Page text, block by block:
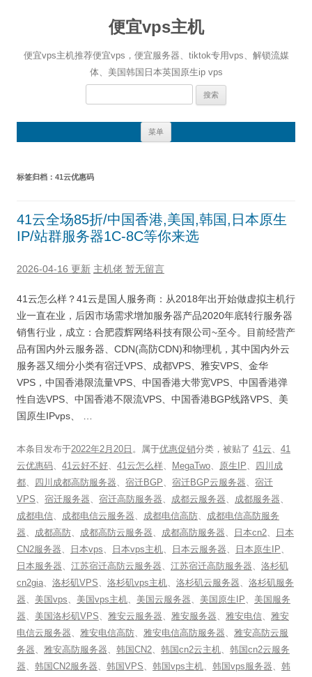
便宜vps主机
便宜vps主机推荐便宜vps，便宜服务器、tiktok专用vps、解锁流媒
体、美国韩国日本英国原生ip vps
搜
菜单
标签归档： 41云优惠码
41云全场85折/中国香港,美国,韩国,日本原生
IP/站群服务器1C-8C等你来选
2026-04-16 更新 主机佬 暂无留言
41云怎么样？41云是国人服务商：从2018年出开始做虚拟主机行
业一直在业，后因市场需求增加服务器产品2020年底转行服务器
销售行业，成立：合肥霞辉网络科技有限公司~至今。目前经营产
品有国内外云服务器、CDN(高防CDN)和物理机，其中国内外云
服务器又细分小类有宿迁VPS、成都VPS、雅安VPS、金华
VPS，中国香港限流量VPS、中国香港大带宽VPS、中国香港弹
性自选VPS、中国香港不限流VPS、中国香港BGP线路VPS、美
国原生IPvps、 …
本条目发布于2022年2月20日 。属于优惠促销分类，被贴了 41云、 41
云优惠码、 41云好不好、 41云怎么样、 MegaTwo、 原生IP、
四川成
都、 四川成都高防服务器、 宿迁BGP、 宿迁BGP云服务器、 宿迁
VPS、 宿迁服务器、 宿迁高防服务器、 成都云服务器、 成都服务器、
成都电信、 成都电信云服务器、 成都电信高防、 成都电信高防服务
器、 成都高防、 成都高防云服务器、 成都高防服务器、 日本cn2、
日本
CN2服务器、 日本vps、 日本vps主机、 日本云服务器、 日本原生IP、
日本服务器、 江苏宿迁高防云服务器、 江苏宿迁高防服务器、 洛杉矶
cn2gia、 洛杉矶VPS、 洛杉矶vps主机、 洛杉矶云服务器、 洛杉矶服务
器、 美国vps、 美国vps主机、 美国云服务器、 美国原生IP、 美国服务
器、 美国洛杉矶VPS、 雅安云服务器、 雅安服务器、 雅安电信、 雅安
电信云服务器、 雅安电信高防、 雅安电信高防服务器、 雅安高防云服
务器、 雅安高防服务器、 韩国CN2、 韩国cn2云主机、 韩国cn2云服务
器、 韩国CN2服务器、 韩国VPS、 韩国vps主机、 韩国vps服务器、 韩